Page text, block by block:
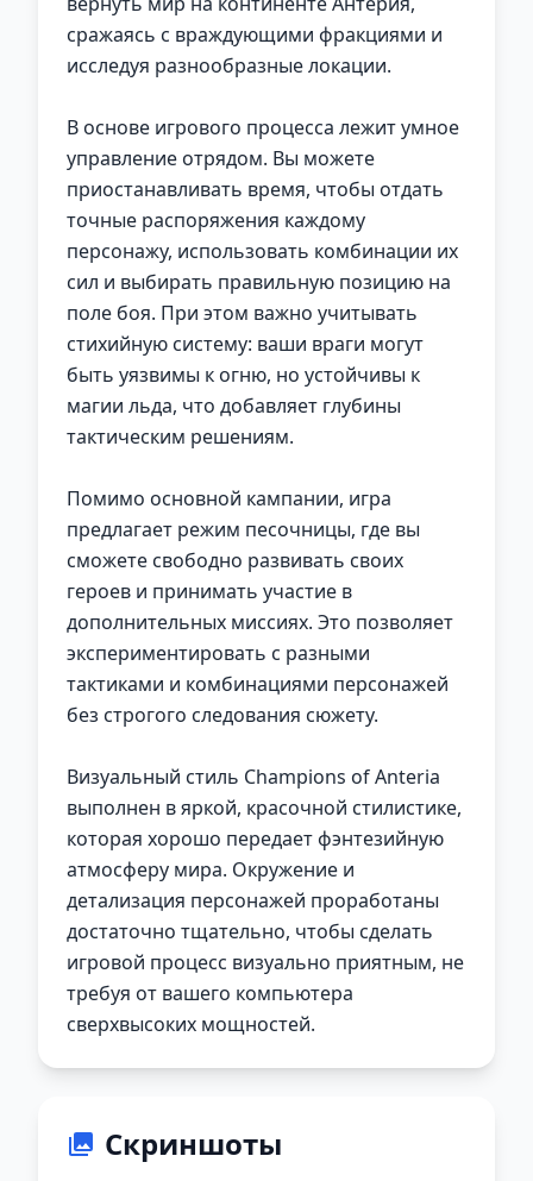
сражаясь с враждующими фракциями и
исследуя разнообразные локации.
В основе игрового процесса лежит умное
управление отрядом. Вы можете
приостанавливать время, чтобы отдать
точные распоряжения каждому
персонажу, использовать комбинации их
сил и выбирать правильную позицию на
поле боя. При этом важно учитывать
стихийную систему: ваши враги могут
быть уязвимы к огню, но устойчивы к
магии льда, что добавляет глубины
тактическим решениям.
Помимо основной кампании, игра
предлагает режим песочницы, где вы
сможете свободно развивать своих
героев и принимать участие в
дополнительных миссиях. Это позволяет
экспериментировать с разными
тактиками и комбинациями персонажей
без строгого следования сюжету.
Визуальный стиль Champions of Anteria
выполнен в яркой, красочной стилистике,
которая хорошо передает фэнтезийную
атмосферу мира. Окружение и
детализация персонажей проработаны
достаточно тщательно, чтобы сделать
игровой процесс визуально приятным, не
требуя от вашего компьютера
сверхвысоких мощностей.
Скриншоты